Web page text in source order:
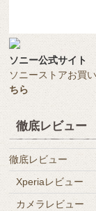
ソニー公式サイト
ソニーストアお買
ちら
徹底レビュー
徹底レビュー
Xperiaレビュー
カメラレビュー